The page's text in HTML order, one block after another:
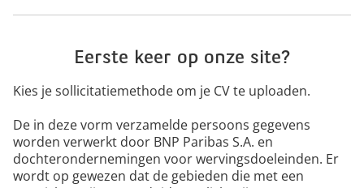
Eerste keer op onze site?
Kies je sollicitatiemethode om je CV te uploaden.
De in deze vorm verzamelde persoons gegevens
worden verwerkt door BNP Paribas S.A. en
dochterondernemingen voor wervingsdoeleinden. Er
wordt op gewezen dat de gebieden die met een